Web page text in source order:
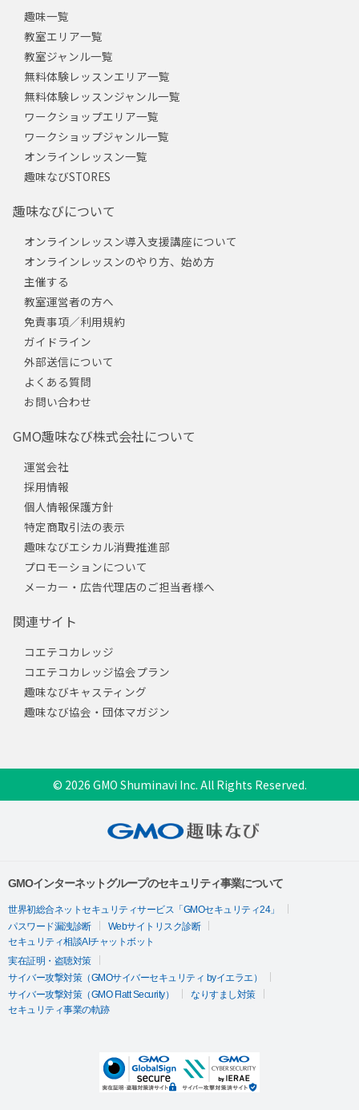
趣味一覧
教室エリア一覧
教室ジャンル一覧
無料体験レッスンエリア一覧
無料体験レッスンジャンル一覧
ワークショップエリア一覧
ワークショップジャンル一覧
オンラインレッスン一覧
趣味なびSTORES
趣味なびについて
オンラインレッスン導入支援講座について
オンラインレッスンのやり方、始め方
主催する
教室運営者の方へ
免責事項／利用規約
ガイドライン
外部送信について
よくある質問
お問い合わせ
GMO趣味なび株式会社について
運営会社
採用情報
個人情報保護方針
特定商取引法の表示
趣味なびエシカル消費推進部
プロモーションについて
メーカー・広告代理店のご担当者様へ
関連サイト
コエテコカレッジ
コエテコカレッジ協会プラン
趣味なびキャスティング
趣味なび協会・団体マガジン
© 2026 GMO Shuminavi Inc. All Rights Reserved.